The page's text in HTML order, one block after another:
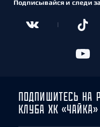
Подписывайся и следи
ПОДПИШИТЕСЬ НА
КЛУБА ХК «ЧАЙКА»